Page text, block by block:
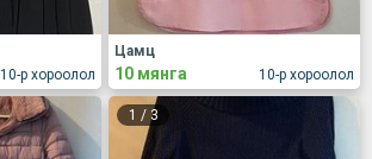
10-р хороолол 10-р хороолол
Цамц
10 мянга
1 / 3